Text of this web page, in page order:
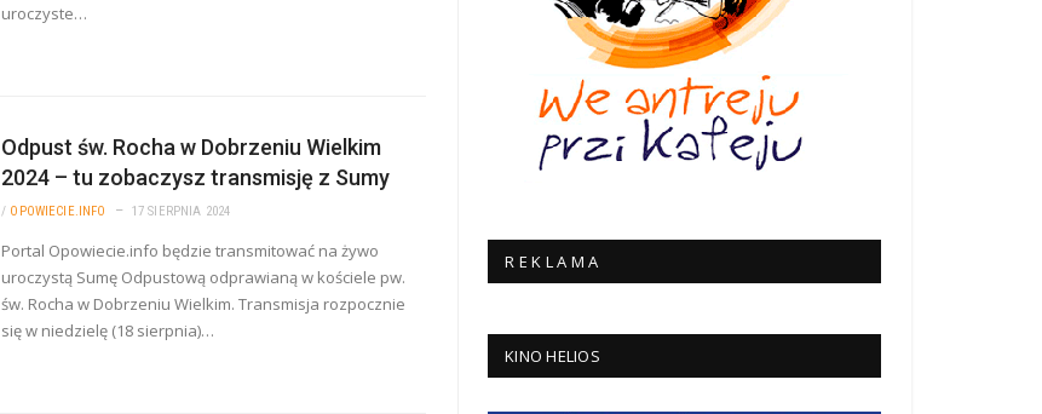
uroczyste…
Odpust św. Rocha w Dobrzeniu Wielkim
2024 – tu zobaczysz transmisję z Sumy
/ OPOWIECIE.INFO 17 SIERPNIA 2024
Portal Opowiecie.info będzie transmitować na żywo
uroczystą Sumę Odpustową odprawianą w kościele pw.
św. Rocha w Dobrzeniu Wielkim. Transmisja rozpocznie
się w niedzielę (18 sierpnia)…
R E K L A M A
KINO HELIOS